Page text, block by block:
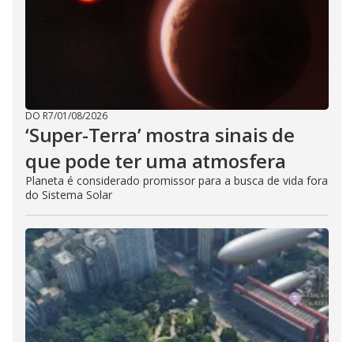
DO R7/01/08/2026
‘Super-Terra’ mostra sinais de
que pode ter uma atmosfera
Planeta é considerado promissor para a busca de vida fora
do Sistema Solar